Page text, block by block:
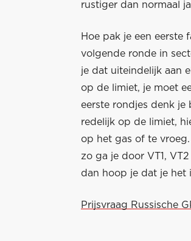
rustiger dan normaal
Hoe pak je een eerste
volgende ronde in
je dat uiteindelijk aan
op de limiet, je moet
eerste rondjes denk je
redelijk op de limiet,
op het gas of te
zo ga je door VT1,
dan hoop je dat je het
Prijsvraag Russische